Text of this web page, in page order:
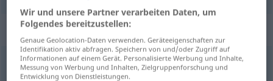
Synonyme für "Zierwerk"
Anhängsel,Beiwerk,Beifügung
Wir und unsere Partner verarbeiten Daten, um
Folgendes bereitzustellen:
Genaue Geolocation-Daten verwenden. Geräteeigenschaften zur
Identifikation aktiv abfragen. Speichern von und/oder Zugriff auf
Informationen auf einem Gerät. Personalisierte Werbung und Inhalte,
Messung von Werbung und Inhalten, Zielgruppenforschung und
Entwicklung von Dienstleistungen.